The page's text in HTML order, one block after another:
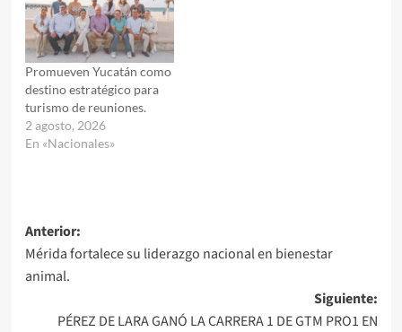
Promueven Yucatán como
destino estratégico para
turismo de reuniones.
2 agosto, 2026
En «Nacionales»
Navegación
de
entradas
Anterior:
Mérida fortalece su liderazgo nacional en bienestar
animal.
Siguiente:
PÉREZ DE LARA GANÓ LA CARRERA 1 DE GTM PRO1 EN